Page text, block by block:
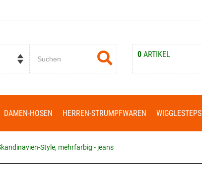
vergessen?
0 ARTIKEL
Ihr Warenkorb ist leer.
DAMEN-HOSEN HERREN-STRUMPFWAREN WIGGLESTEPS
Style, mehrfarbig - jeans